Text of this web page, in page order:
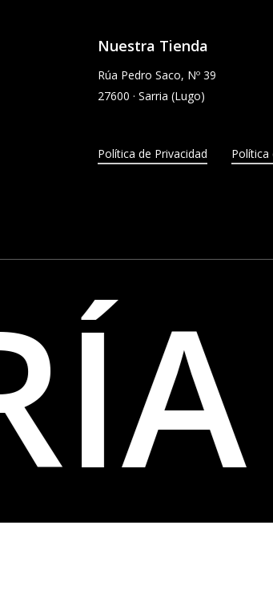
Nuestra Tienda
Rúa Pedro Saco, Nº 39
27600 · Sarria (Lugo)
Política de Privacidad Política